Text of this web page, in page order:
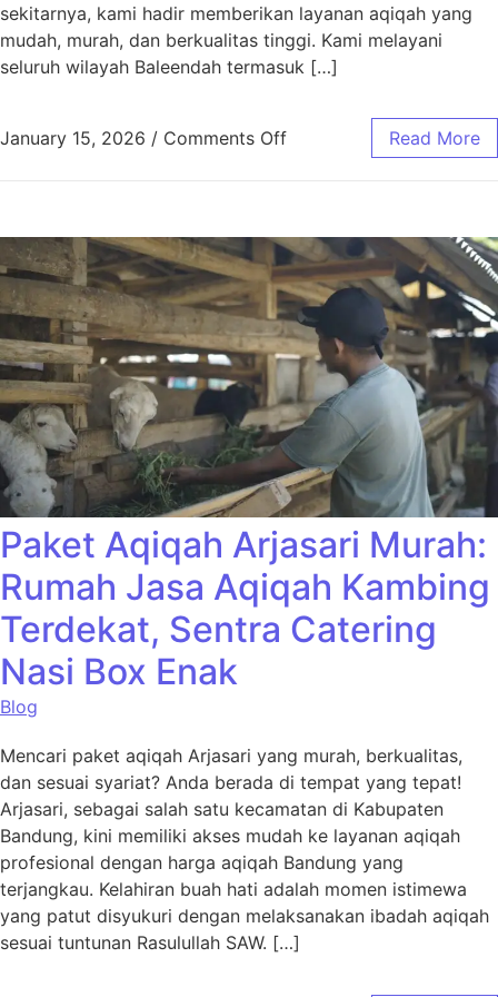
sekitarnya, kami hadir memberikan layanan aqiqah yang
mudah, murah, dan berkualitas tinggi. Kami melayani
seluruh wilayah Baleendah termasuk […]
January 15, 2026 / Comments Off Read More
Paket Aqiqah Arjasari Murah:
Rumah Jasa Aqiqah Kambing
Terdekat, Sentra Catering
Nasi Box Enak
Blog
Mencari paket aqiqah Arjasari yang murah, berkualitas,
dan sesuai syariat? Anda berada di tempat yang tepat!
Arjasari, sebagai salah satu kecamatan di Kabupaten
Bandung, kini memiliki akses mudah ke layanan aqiqah
profesional dengan harga aqiqah Bandung yang
terjangkau. Kelahiran buah hati adalah momen istimewa
yang patut disyukuri dengan melaksanakan ibadah aqiqah
sesuai tuntunan Rasulullah SAW. […]